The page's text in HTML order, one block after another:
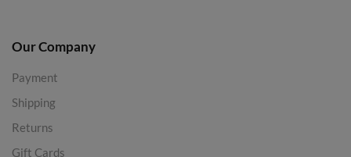
Our Company
Payment
Shipping
Returns
Gift Cards